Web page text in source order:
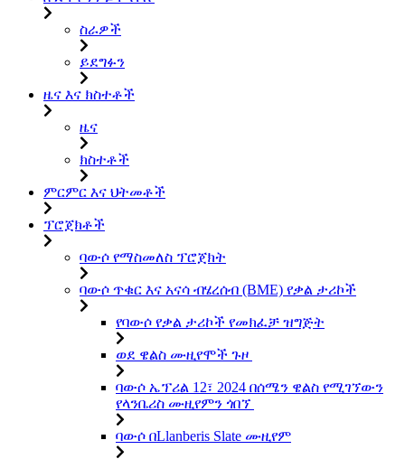
ስራዎች
ይደግፉን
ዜና እና ክስተቶች
ዜና
ክስተቶች
ምርምር እና ህትመቶች
ፕሮጀክቶች
ባውሶ የማስመለስ ፕሮጀክት
ባውሶ ጥቁር እና አናሳ ብሄረሰብ (BME) የቃል ታሪኮች
የባውሶ የቃል ታሪኮች የመክፈቻ ዝግጅት
ወደ ዌልስ ሙዚየሞች ጉዞ
ባውሶ ኤፕሪል 12፣ 2024 በሰሜን ዌልስ የሚገኘውን
የላንቤሪስ ሙዚየምን ጎበኘ
ባውሶ በLlanberis Slate ሙዚየም